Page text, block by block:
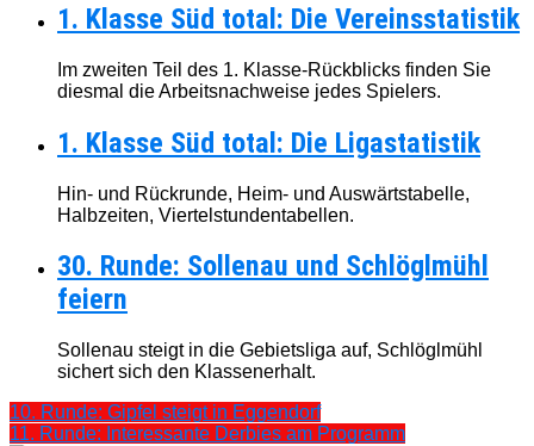
1. Klasse Süd total: Die Vereinsstatistik
Im zweiten Teil des 1. Klasse-Rückblicks finden Sie
diesmal die Arbeitsnachweise jedes Spielers.
1. Klasse Süd total: Die Ligastatistik
Hin- und Rückrunde, Heim- und Auswärtstabelle,
Halbzeiten, Viertelstundentabellen.
30. Runde: Sollenau und Schlöglmühl
feiern
Sollenau steigt in die Gebietsliga auf, Schlöglmühl
sichert sich den Klassenerhalt.
10. Runde: Gipfel steigt in Eggendorf
11. Runde: Interessante Derbies am Programm